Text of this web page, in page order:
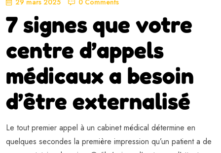
29 mars 2025 0 Comments
7 signes que votre
centre d’appels
médicaux a besoin
d’être externalisé
Le tout premier appel à un cabinet médical détermine en
quelques secondes la première impression qu’un patient a de